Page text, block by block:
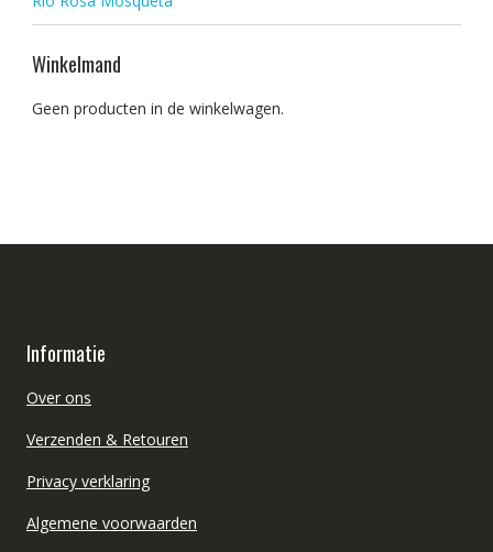
Winkelmand
Geen producten in de winkelwagen.
Informatie
Over ons
Verzenden & Retouren
Privacy verklaring
Algemene voorwaarden